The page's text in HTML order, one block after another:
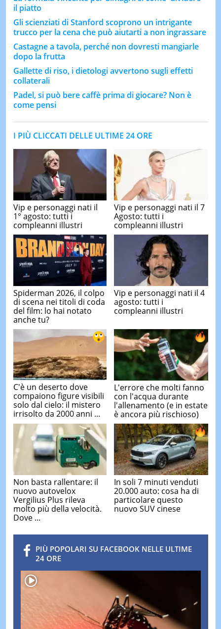
il piatto
Gli scienziati di Stanford scoprono un intrigante
trucco per la cena che può aiutarti a non ingrassare
Castagne a tavola, perché non dovresti mangiarle
dopo la frutta
Gallette di riso, i dietologi avvertono sugli effetti
collaterali
Padel, si può bere caffè prima di giocare? Non è
come pensi
I PIÙ CLICCATI DELLE ULTIME 24 ORE
Vip e personaggi nati il
1° agosto: tutti i
compleanni illustri
Vip e personaggi nati il 7
Agosto: tutti i
compleanni illustri
Spiderman 2026, il colpo
di scena nei titoli di coda
del film: lo hai notato
anche tu?
Vip e personaggi nati il 4
agosto: tutti i
compleanni illustri
C'è un deserto dove
compaiono figure visibili
solo dal cielo: il mistero
irrisolto da 2000 anni ...
L'errore che molti fanno
con l'acqua durante
l'allenamento (e in estate
è ancora più rischioso)
Non basta rallentare: il
nuovo autovelox
Vergilius Plus rileva
molto più della velocità.
Dove ...
In soli 7 minuti venduti
20.000 auto: cosa ha di
particolare questo
nuovo SUV cinese
PIÙ POPOLARI SU FACEBOOK NELLE ULTIME
24 ORE